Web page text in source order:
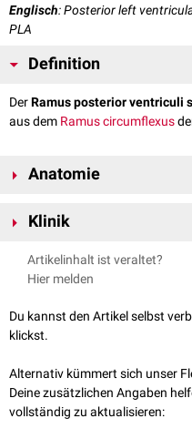
Englisch: Posterior left
PLA
Definition
DerRamus posterior ventriculi
aus dem Ramus circumflexus
Anatomie
diaphragmatica
Klinik
Ein Verschluss des Ramus
Seitenwand-
aVF, V5, V6 und V7. Abhängig
anteriore
Ableitungen V1 und V2 vor.
Artikelinhalt ist veraltet?
Hier melden
Du kannst den Artikel selbst
klickst.
Alternativ kümmert sich unser
Deine zusätzlichen Angaben
vollständig zu aktualisieren: